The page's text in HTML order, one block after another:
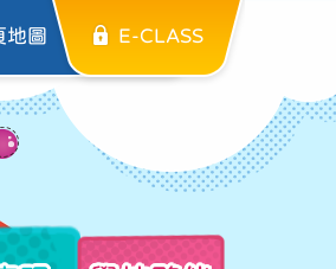
E-CLASS
地圖